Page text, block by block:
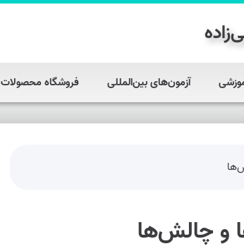
آزمون‌های بین‌المللی فروشگاه محصولات
و چالش‌ها